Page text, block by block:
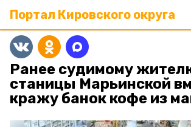
Портал Кировского округа
Ранее судимому
станицы Марьинской
кражу банок кофе из